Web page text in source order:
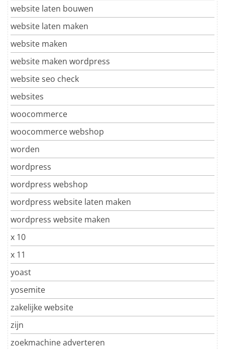
website laten bouwen
website laten maken
website maken
website maken wordpress
website seo check
websites
woocommerce
woocommerce webshop
worden
wordpress
wordpress webshop
wordpress website laten maken
wordpress website maken
x 10
x 11
yoast
yosemite
zakelijke website
zijn
zoekmachine adverteren